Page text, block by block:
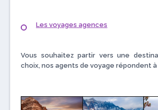
Les voyages agences
Vous souhaitez partir vers une
choix, nos agents de voyage répondent